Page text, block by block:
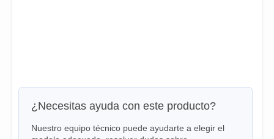
¿Necesitas ayuda con este producto?
Nuestro equipo técnico puede ayudarte a elegir el